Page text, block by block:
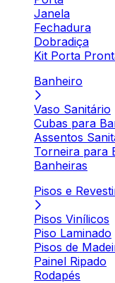
Janela
Fechadura
Dobradiça
Kit Porta
Banheiro
Vaso Sanitário
Cubas para
Assentos
Torneira para
Banheiras
Pisos e
Pisos Vinílicos
Piso Laminado
Pisos de
Painel Ripado
Rodapés